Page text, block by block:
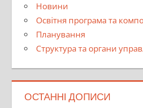
Новини
Освітня програма та
Планування
Структура та органи
ОСТАННІ ДОПИСИ